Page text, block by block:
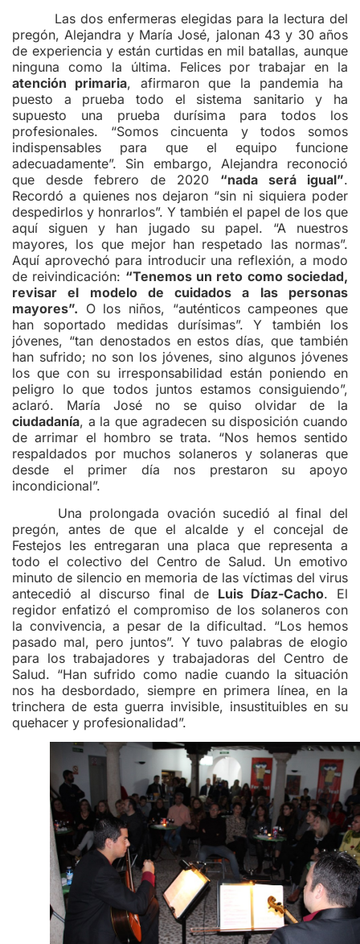
Las dos enfermeras elegidas para la lectura del
pregón, Alejandra y María José, jalonan 43 y 30 años
de experiencia y están curtidas en mil batallas, aunque
ninguna como la última. Felices por trabajar en la
atención primaria, afirmaron que la pandemia ha
puesto a prueba todo el sistema sanitario y ha
supuesto una prueba durísima para todos los
profesionales. “Somos cincuenta y todos somos
indispensables para que el equipo funcione
adecuadamente”. Sin embargo, Alejandra reconoció
que desde febrero de 2020 “nada será igual”.
Recordó a quienes nos dejaron “sin ni siquiera poder
despedirlos y honrarlos”. Y también el papel de los que
aquí siguen y han jugado su papel. “A nuestros
mayores, los que mejor han respetado las normas”.
Aquí aprovechó para introducir una reflexión, a modo
de reivindicación: “Tenemos un reto como sociedad,
revisar el modelo de cuidados a las personas
mayores”. O los niños, “auténticos campeones que
han soportado medidas durísimas”. Y también los
jóvenes, “tan denostados en estos días, que también
han sufrido; no son los jóvenes, sino algunos jóvenes
los que con su irresponsabilidad están poniendo en
peligro lo que todos juntos estamos consiguiendo”,
aclaró. María José no se quiso olvidar de la
ciudadanía, a la que agradecen su disposición cuando
de arrimar el hombro se trata. “Nos hemos sentido
respaldados por muchos solaneros y solaneras que
desde el primer día nos prestaron su apoyo
incondicional”.
Una prolongada ovación sucedió al final del
pregón, antes de que el alcalde y el concejal de
Festejos les entregaran una placa que representa a
todo el colectivo del Centro de Salud. Un emotivo
minuto de silencio en memoria de las víctimas del virus
antecedió al discurso final de Luis Díaz-Cacho. El
regidor enfatizó el compromiso de los solaneros con
la convivencia, a pesar de la dificultad. “Los hemos
pasado mal, pero juntos”. Y tuvo palabras de elogio
para los trabajadores y trabajadoras del Centro de
Salud. “Han sufrido como nadie cuando la situación
nos ha desbordado, siempre en primera línea, en la
trinchera de esta guerra invisible, insustituibles en su
quehacer y profesionalidad”.